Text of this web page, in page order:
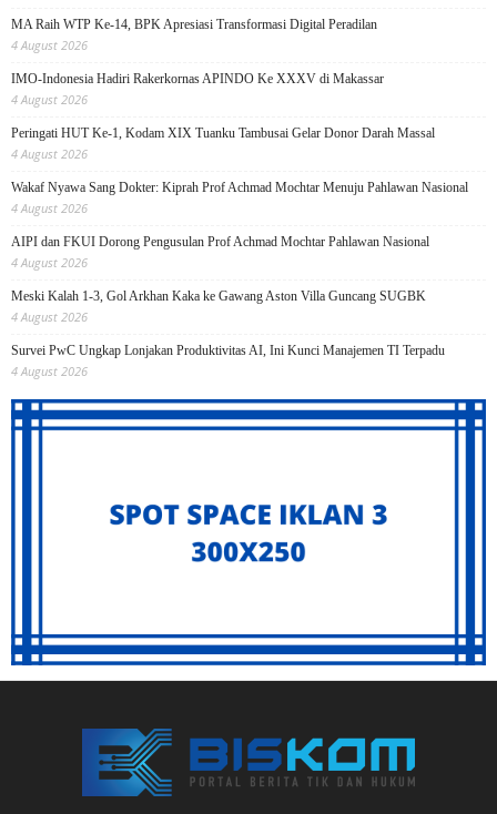
MA Raih WTP Ke-14, BPK Apresiasi Transformasi Digital Peradilan
4 August 2026
IMO-Indonesia Hadiri Rakerkornas APINDO Ke XXXV di Makassar
4 August 2026
Peringati HUT Ke-1, Kodam XIX Tuanku Tambusai Gelar Donor Darah Massal
4 August 2026
Wakaf Nyawa Sang Dokter: Kiprah Prof Achmad Mochtar Menuju Pahlawan Nasional
4 August 2026
AIPI dan FKUI Dorong Pengusulan Prof Achmad Mochtar Pahlawan Nasional
4 August 2026
Meski Kalah 1-3, Gol Arkhan Kaka ke Gawang Aston Villa Guncang SUGBK
4 August 2026
Survei PwC Ungkap Lonjakan Produktivitas AI, Ini Kunci Manajemen TI Terpadu
4 August 2026